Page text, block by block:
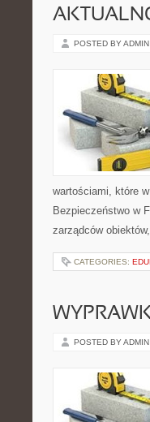
POSTED BY ADMIN
wartościami, które
Bezpieczeństwo w
zarządców
CATEGORIES:
POSTED BY ADMIN